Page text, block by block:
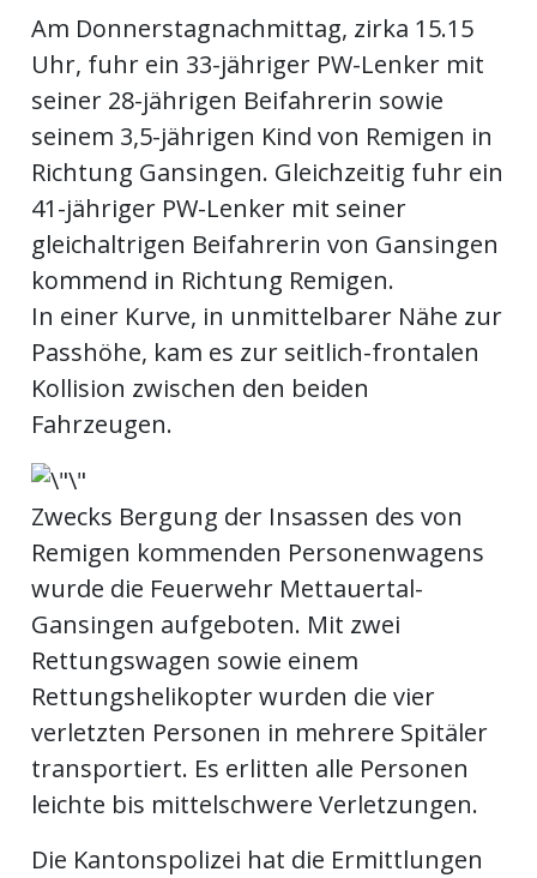
Am Donnerstagnachmittag, zirka 15.15
Uhr, fuhr ein 33-jähriger PW-Lenker mit
seiner 28-jährigen Beifahrerin sowie
seinem 3,5-jährigen Kind von Remigen in
Richtung Gansingen. Gleichzeitig fuhr ein
41-jähriger PW-Lenker mit seiner
gleichaltrigen Beifahrerin von Gansingen
kommend in Richtung Remigen.
In einer Kurve, in unmittelbarer Nähe zur
Passhöhe, kam es zur seitlich-frontalen
Kollision zwischen den beiden
Fahrzeugen.
Zwecks Bergung der Insassen des von
Remigen kommenden Personenwagens
wurde die Feuerwehr Mettauertal-
Gansingen aufgeboten. Mit zwei
Rettungswagen sowie einem
Rettungshelikopter wurden die vier
verletzten Personen in mehrere Spitäler
transportiert. Es erlitten alle Personen
leichte bis mittelschwere Verletzungen.
Die Kantonspolizei hat die Ermittlungen